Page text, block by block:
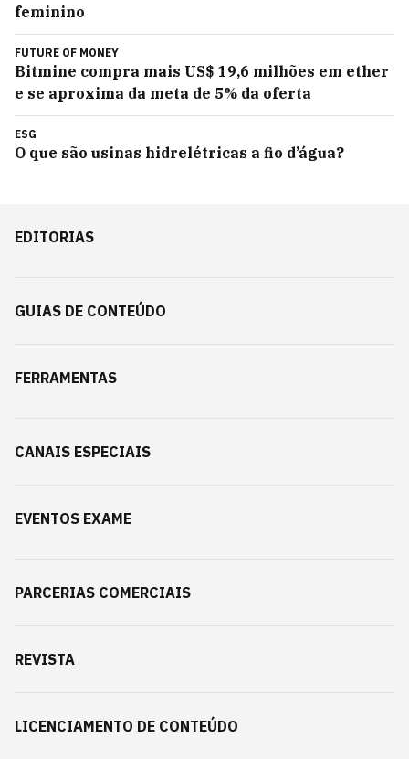
feminino
FUTURE OF MONEY
Bitmine compra mais US$ 19,6 milhões em ether
e se aproxima da meta de 5% da oferta
ESG
O que são usinas hidrelétricas a fio d’água?
EDITORIAS
GUIAS DE CONTEÚDO
FERRAMENTAS
CANAIS ESPECIAIS
EVENTOS EXAME
PARCERIAS COMERCIAIS
REVISTA
LICENCIAMENTO DE CONTEÚDO